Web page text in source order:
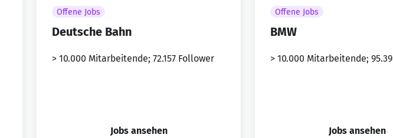
Offene Jobs
Deutsche Bahn
> 10.000 Mitarbeitende; 72.157 Follower
Jobs ansehen
Offene Jobs
BMW
> 10.000 Mitarbeitende;
Jobs ansehen